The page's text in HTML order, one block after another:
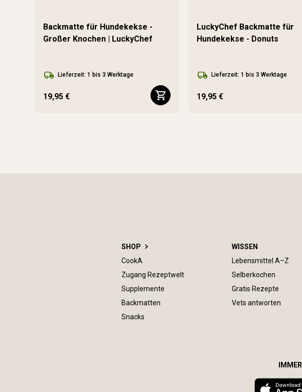
Backmatte für Hundekekse -
Großer Knochen | LuckyChef
Lieferzeit: 1 bis 3 Werktage
19,95 €
LuckyChef Backmatte für
Hundekekse - Donuts
Lieferzeit: 1 bis 3 Werktage
19,95 €
SHOP
CookA
Zugang Rezeptwelt
Supplemente
Backmatten
Snacks
WISSEN
Lebensmittel A–Z
Selberkochen
Gratis Rezepte
Vets antworten